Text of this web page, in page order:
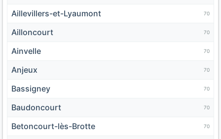
Aillevillers-et-Lyaumont 70
Ailloncourt 70
Ainvelle 70
Anjeux 70
Bassigney 70
Baudoncourt 70
Betoncourt-lès-Brotte 70